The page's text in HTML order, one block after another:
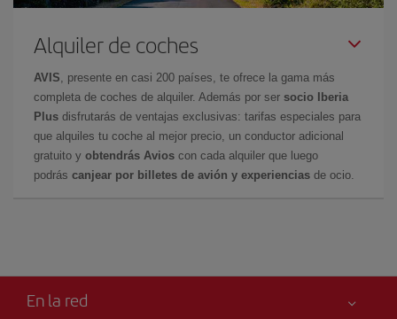
Alquiler de coches
AVIS , presente en casi 200 países, te ofrece la gama más
completa de coches de alquiler. Además por ser socio Iberia
Plus disfrutarás de ventajas exclusivas: tarifas especiales para
que alquiles tu coche al mejor precio, un conductor adicional
gratuito y obtendrás Avios con cada alquiler que luego
podrás canjear por billetes de avión y experiencias de ocio.
En la red